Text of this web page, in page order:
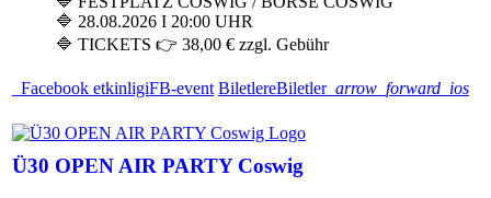
🔷 28.08.2026 I 20:00 UHR
🔷 TICKETS 👉 38,00 € zzgl. Gebühr
Facebook etkinligiFB-event BiletlereBiletler arrow_forward_ios
Ü30 OPEN AIR PARTY Coswig